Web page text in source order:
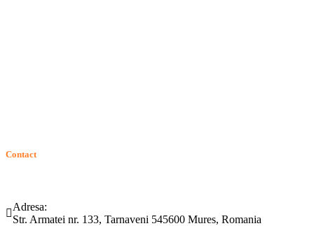
Contact
Adresa:
Str. Armatei nr. 133, Tarnaveni 545600 Mures, Romania